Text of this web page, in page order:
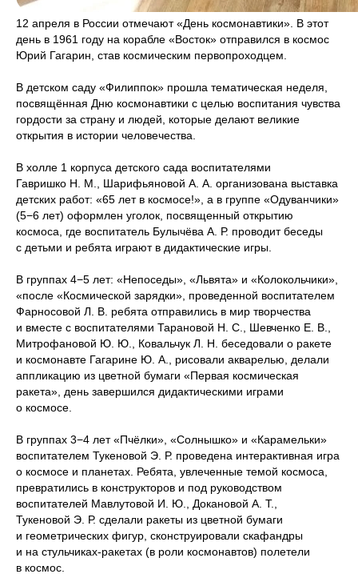
12 апреля в России отмечают «День космонавтики». В этот
день в 1961 году на корабле «Восток» отправился в космос
Юрий Гагарин, став космическим первопроходцем.
В детском саду «Филиппок» прошла тематическая неделя,
посвящённая Дню космонавтики с целью воспитания чувства
гордости за страну и людей, которые делают великие
открытия в истории человечества.
В холле 1 корпуса детского сада воспитателями
Гавришко Н. М., Шарифьяновой А. А. организована выставка
детских работ: «65 лет в космосе!», а в группе «Одуванчики»
(5−6 лет) оформлен уголок, посвященный открытию
космоса, где воспитатель Булычёва А. Р. проводит беседы
с детьми и ребята играют в дидактические игры.
В группах 4−5 лет: «Непоседы», «Львята» и «Колокольчики»,
«после «Космической зарядки», проведенной воспитателем
Фарносовой Л. В. ребята отправились в мир творчества
и вместе с воспитателями Тарановой Н. С., Шевченко Е. В.,
Митрофановой Ю. Ю., Ковальчук Л. Н. беседовали о ракете
и космонавте Гагарине Ю. А., рисовали акварелью, делали
аппликацию из цветной бумаги «Первая космическая
ракета», день завершился дидактическими играми
о космосе.
В группах 3−4 лет «Пчёлки», «Солнышко» и «Карамельки»
воспитателем Тукеновой Э. Р. проведена интерактивная игра
о космосе и планетах. Ребята, увлеченные темой космоса,
превратились в конструкторов и под руководством
воспитателей Мавлутовой И. Ю., Докановой А. Т.,
Тукеновой Э. Р. сделали ракеты из цветной бумаги
и геометрических фигур, сконструировали скафандры
и на стульчиках-ракетах (в роли космонавтов) полетели
в космос.